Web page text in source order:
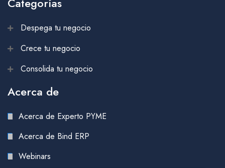
Despega tu negocio
Crece tu negocio
Consolida tu negocio
Acerca de
Acerca de Experto PYME
Acerca de Bind ERP
Webinars